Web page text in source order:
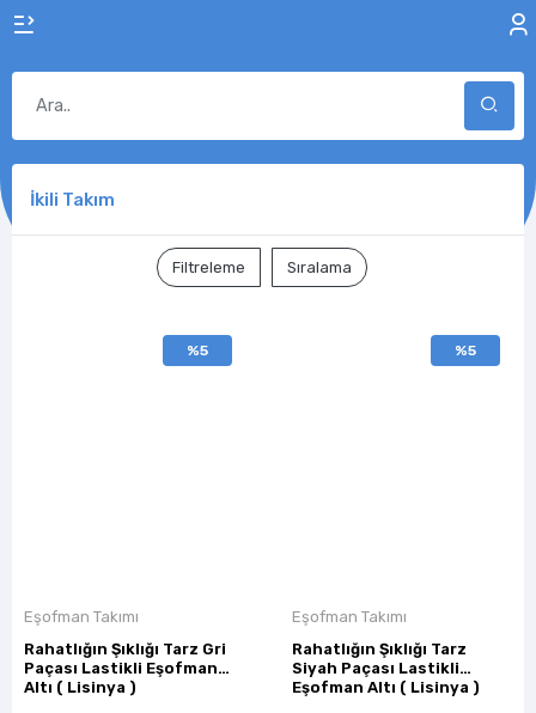
İkili Takım
Filtreleme Sıralama
%5
Eşofman Takımı
Rahatlığın Şıklığı Tarz Gri
Paçası Lastikli Eşofman
Altı ( Lisinya )
%5
Eşofman Takımı
Rahatlığın Şıklığı Tarz
Siyah Paçası Lastikli
Eşofman Altı ( Lisinya )